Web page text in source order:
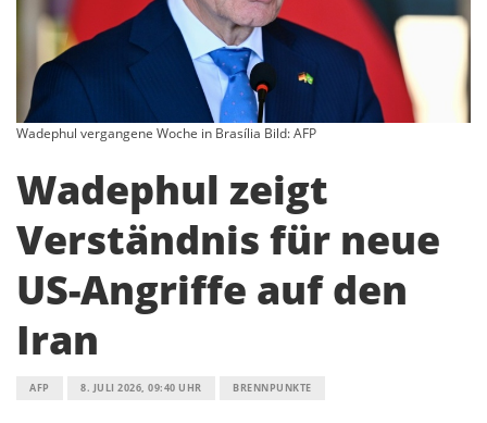
Wadephul vergangene Woche in Brasília Bild: AFP
Wadephul zeigt
Verständnis für neue
US-Angriffe auf den
Iran
AFP 8. JULI 2026, 09:40 UHR BRENNPUNKTE